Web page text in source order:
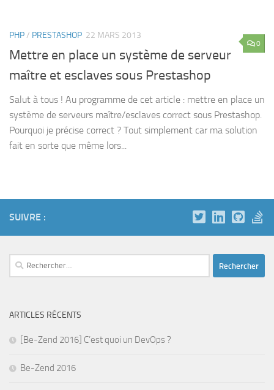
0
PHP/ PRESTASHOP 22 MARS 2013
Mettre en place un système de serveur
maître et esclaves sous Prestashop
Salut à tous ! Au programme de cet article : mettre en place un
système de serveurs maître/esclaves correct sous Prestashop.
Pourquoi je précise correct ? Tout simplement car ma solution
fait en sorte que même lors...
SUIVRE :
Rechercher :
ARTICLES RÉCENTS
[Be-Zend 2016] C’est quoi un DevOps ?
Be-Zend 2016